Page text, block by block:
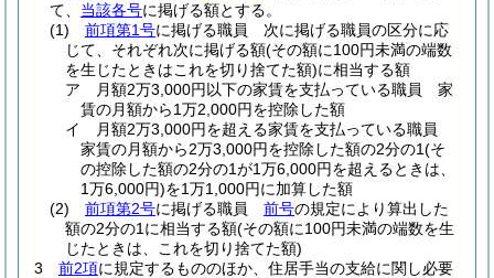
て、 当該各号に掲げる額とする。
(1)
前項第1号に掲げる職員 次に掲げる職員の区分に応
じて、それぞれ次に掲げる額(その額に100円未満の端数
を生じたときはこれを切り捨てた額)に相当する額
ア
月額2万3,000円以下の家賃を支払っている職員 家
賃の月額から1万2,000円を控除した額
イ
月額2万3,000円を超える家賃を支払っている職員
家賃の月額から2万3,000円を控除した額の2分の1(そ
の控除した額の2分の1が1万6,000円を超えるときは、
1万6,000円)を1万1,000円に加算した額
(2)
前項第2号に掲げる職員 前号の規定により算出した
額の2分の1に相当する額(その額に100円未満の端数を生
じたときは、これを切り捨てた額)
3
前2項に規定するもののほか、住居手当の支給に関し必要